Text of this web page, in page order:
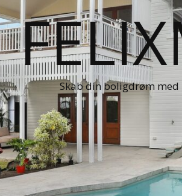
Skab din boligdrøm med